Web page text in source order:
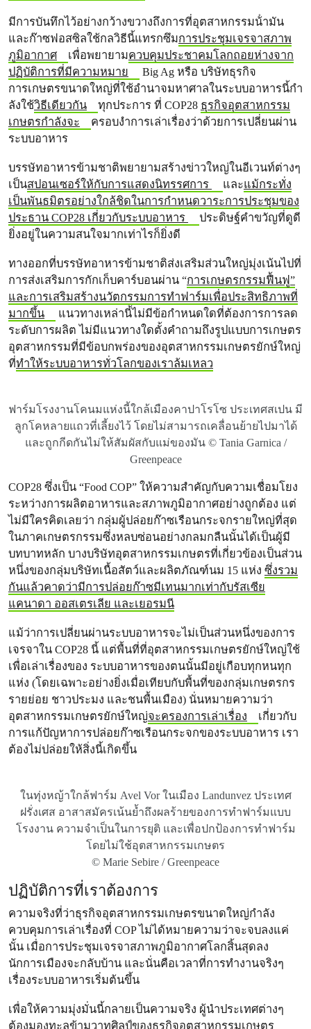
มีการบันทึกไว้อย่างกว้างขวางถึงการที่อุตสาหกรรมน้ํามัน
และก๊าซฟอสซิลใช้กลวิธีนี้แทรกซึมการประชุมเจรจาสภาพ
ภูมิอากาศ
เพื่อพยายามควบคุมประชาคมโลกถอยห่างจาก
ปฏิบัติการที่มีความหมาย
Big Ag หรือ บริษัทธุรกิจ
การเกษตรขนาดใหญ่ที่ใช้อํานาจมหาศาลในระบบอาหารนี้กํา
ลังใช้วิธีเดียวกัน ทุกประการ ที่ COP28 ธุรกิจอุตสาหกรรม
เกษตรกําลังจะ
ครอบงําการเล่าเรื่องว่าด้วยการเปลี่ยนผ่าน
ระบบอาหาร
บรรษัทอาหารข้ามชาติพยายามสร้างข่าวใหญ่ในอีเวนท์ต่างๆ
เป็นสปอนเซอร์ให้กับการแสดงนิทรรศการ และแม้กระทั่ง
เป็นพันธมิตรอย่างใกล้ชิดในการกำหนดวาระการประชุมของ
ประธาน COP28 เกี่ยวกับระบบอาหาร
ประดิษฐ์คําขวัญที่ดูดี
ยิ่งอยู่ในความสนใจมากเท่าไรก็ยิ่งดี
ทางออกที่บรรษัทอาหารข้ามชาติส่งเสริมส่วนใหญ่มุ่งเน้นไปที่
การส่งเสริมการกักเก็บคาร์บอนผ่าน “การเกษตรกรรมฟื้นฟู”
และการเสริมสร้างนวัตกรรมการทําฟาร์มเพื่อประสิทธิภาพที่
มากขึ้น
แนวทางเหล่านี้ไม่มีข้อกําหนดใดที่ต้องการการลด
ระดับการผลิต ไม่มีแนวทางใดตั้งคําถามถึงรูปแบบการเกษตร
อุตสาหกรรมที่มีข้อบกพร่องของอุตสาหกรรมเกษตรยักษ์ใหญ่
ที่ทําให้ระบบอาหารทั่วโลกของเราล้มเหลว
ฟาร์มโรงงานโคนมแห่งนี้ใกล้เมืองคาปาโรโซ ประเทศสเปน มี
ลูกโคหลายแถวที่เลี้ยงไว้ โดยไม่สามารถเคลื่อนย้ายไปมาได้
และถูกกีดกันไม่ให้สัมผัสกับแม่ของมัน © Tania Garnica /
Greenpeace
COP28 ซึ่งเป็น “Food COP” ให้ความสําคัญกับความเชื่อมโยง
ระหว่างการผลิตอาหารและสภาพภูมิอากาศอย่างถูกต้อง แต่
ไม่มีใครคิดเลยว่า กลุ่มผู้ปล่อยก๊าซเรือนกระจกรายใหญ่ที่สุด
ในภาคเกษตรกรรมซึ่งหลบซ่อนอย่างกลมกลืนนั้นได้เป็นผู้มี
บทบาทหลัก บางบริษัทอุตสาหกรรมเกษตรที่เกี่ยวข้องเป็นส่วน
หนึ่งของกลุ่มบริษัทเนื้อสัตว์และผลิตภัณฑ์นม 15 แห่ง ซึ่งรวม
กันแล้วคาดว่ามีการปล่อยก๊าซมีเทนมากเท่ากับรัสเซีย
แคนาดา ออสเตรเลีย และเยอรมนี
แม้ว่าการเปลี่ยนผ่านระบบอาหารจะไม่เป็นส่วนหนึ่งของการ
เจรจาใน COP28 นี้ แต่พื้นที่ที่อุตสาหกรรมเกษตรยักษ์ใหญ่ใช้
เพื่อเล่าเรื่องของ ระบบอาหารของตนนั้นมีอยู่เกือบทุกหนทุก
แห่ง (โดยเฉพาะอย่างยิ่งเมื่อเทียบกับพื้นที่ของกลุ่มเกษตรกร
รายย่อย ชาวประมง และชนพื้นเมือง) นั่นหมายความว่า
อุตสาหกรรมเกษตรยักษ์ใหญ่จะครองการเล่าเรื่อง
เกี่ยวกับ
การแก้ปัญหาการปล่อยก๊าซเรือนกระจกของระบบอาหาร เรา
ต้องไม่ปล่อยให้สิ่งนี้เกิดขึ้น
ในทุ่งหญ้าใกล้ฟาร์ม Avel Vor ในเมือง Landunvez ประเทศ
ฝรั่งเศส อาสาสมัครเน้นย้ำถึงผลร้ายของการทําฟาร์มแบบ
โรงงาน ความจําเป็นในการยุติ และเพื่อปกป้องการทําฟาร์ม
โดยไม่ใช้อุตสาหกรรมเกษตร
© Marie Sebire / Greenpeace
ปฏิบัติการที่เราต้องการ
ความจริงที่ว่าธุรกิจอุตสาหกรรมเกษตรขนาดใหญ่กําลัง
ควบคุมการเล่าเรื่องที่ COP ไม่ได้หมายความว่าจะจบลงแค่
นั้น เมื่อการประชุมเจรจาสภาพภูมิอากาศโลกสิ้นสุดลง
นักการเมืองจะกลับบ้าน และนั่นคือเวลาที่การทำงานจริงๆ
เรื่องระบบอาหารเริ่มต้นขึ้น
เพื่อให้ความมุ่งมั่นนี้กลายเป็นความจริง ผู้นําประเทศต่างๆ
ต้องมองทะลุข้ามวาทศิลป์ของธุรกิจอุตสาหกรรมเกษตร